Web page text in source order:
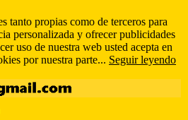
tanto propias como de terceros para
personalizada y ofrecer publicidades
uso de nuestra web usted acepta en
por nuestra parte... Seguir leyendo